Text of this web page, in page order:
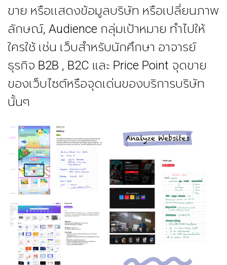
ขาย หรือเเสดงข้อมูลบริษัท หรือเปลี่ยนภาพ
ลักษณ์, Audience กลุ่มเป้าหมาย ทำไปให้
ใครใช้ เช่น เว็บสำหรับนักศึกษา อาจารย์
ธุรกิจ B2B , B2C และ Price Point จุดขาย
ของเว็บไซต์หรือจุดเด่นของบริการบริษัท
นั้นๆ